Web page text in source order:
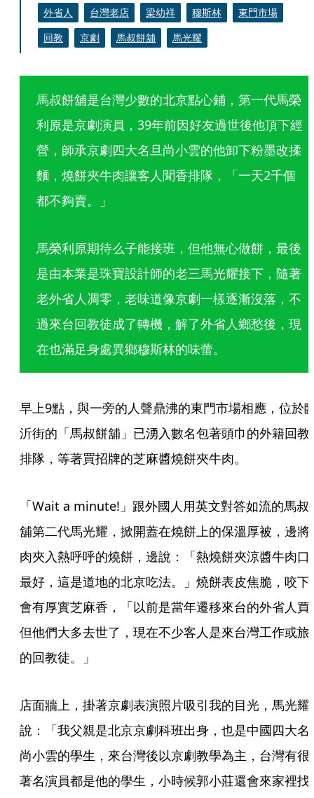
外省人 台灣老店 梁幼祥 穆斯林
東門市場
回教
京劇 馬叔餅舖 馬光耀
馬叔餅舖是台灣少數的北京點心鋪，第一代馬榮
利原是京劇演員，39年前因好友過世後他頂下經
營，師承京劇四大名旦尚小雲的他卸下粉墨改揉
麵，燒餅夾牛肉讓客人聞香排隊，「一天2千個
都不夠賣。」
馬榮利原期待么子能接班，但他無心做餅，最後
是由本業是珠寶設計師的老三馬光耀接下，隨著
老外省人凋零，老味道像京劇一樣逐漸沒落，不
過來台回教徒成了轉機，解了外省人鄉愁後，現
在也滿足身處異鄉穆斯林的味蕾。
早上9點，與一旁的人聲鼎沸的東門市場相應，位於
沂街的「馬叔餅舖」已湧入數名包著頭巾的外籍回教
排隊，等著買招牌的芝麻醬燒餅夾牛肉。
「Wait a minute!」跟外國人用英文對答如流的馬叔
舖第二代馬光耀，掀開蓋在燒餅上的保溫厚被，邊將
肉夾入熱呼呼的燒餅，邊說：「熱燒餅夾涼醬牛肉口
最好，這是道地的北京吃法。」燒餅表皮焦脆，咬下
會有厚實芝麻香，「以前是當年遷移來台的外省人買
但他們大多去世了，現在不少客人是來台灣工作或旅
的回教徒。」
店面牆上，掛著京劇表演照片吸引我的目光，馬光耀
說：「我父親是北京京劇科班出身，也是中國四大名
尚小雲的學生，來台灣後以京劇教學為主，台灣有很
著名演員都是他的學生，小時候郭小莊還會來家裡找